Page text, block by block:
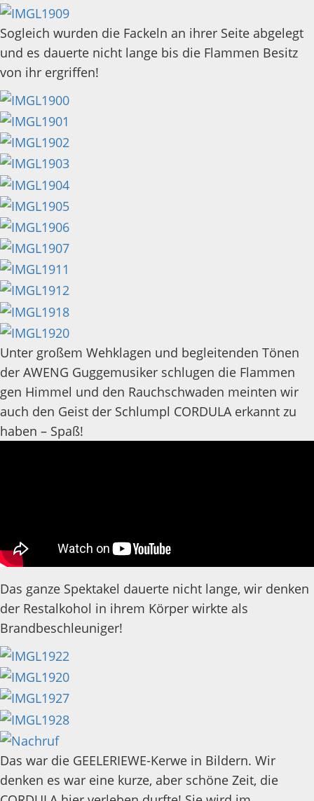
Sogleich wurden die Fackeln an ihrer Seite abgelegt
und es dauerte nicht lange bis die Flammen Besitz
von ihr ergriffen!
Unter großem Wehklagen und begleitenden Tönen
der AWENG Guggemusiker schlugen die Flammen
gen Himmel und den Rauchschwaden meinten wir
auch den Geist der Schlumpl CORDULA erkannt zu
haben – Spaß!
Das ganze Spektakel dauerte nicht lange, wir denken
der Restalkohol in ihrem Körper wirkte als
Brandbeschleuniger!
Das war die GEELERIEWE-Kerwe in Bildern. Wir
denken es war eine kurze, aber schöne Zeit, die